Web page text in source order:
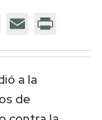
a la
de